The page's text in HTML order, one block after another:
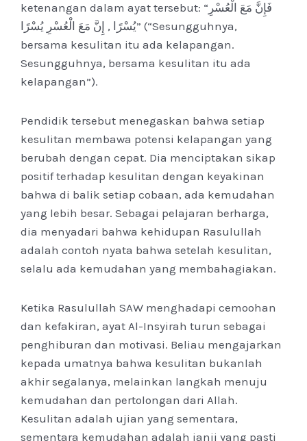
ketenangan dalam ayat tersebut: “فَإِنَّ مَعَ الْعُسْرِ
يُسْرًا , إِنَّ مَعَ الْعُسْرِ يُسْرًا” (“Sesungguhnya,
bersama kesulitan itu ada kelapangan.
Sesungguhnya, bersama kesulitan itu ada
kelapangan”).
Pendidik tersebut menegaskan bahwa setiap
kesulitan membawa potensi kelapangan yang
berubah dengan cepat. Dia menciptakan sikap
positif terhadap kesulitan dengan keyakinan
bahwa di balik setiap cobaan, ada kemudahan
yang lebih besar. Sebagai pelajaran berharga,
dia menyadari bahwa kehidupan Rasulullah
adalah contoh nyata bahwa setelah kesulitan,
selalu ada kemudahan yang membahagiakan.
Ketika Rasulullah SAW menghadapi cemoohan
dan kefakiran, ayat Al-Insyirah turun sebagai
penghiburan dan motivasi. Beliau mengajarkan
kepada umatnya bahwa kesulitan bukanlah
akhir segalanya, melainkan langkah menuju
kemudahan dan pertolongan dari Allah.
Kesulitan adalah ujian yang sementara,
sementara kemudahan adalah janji yang pasti